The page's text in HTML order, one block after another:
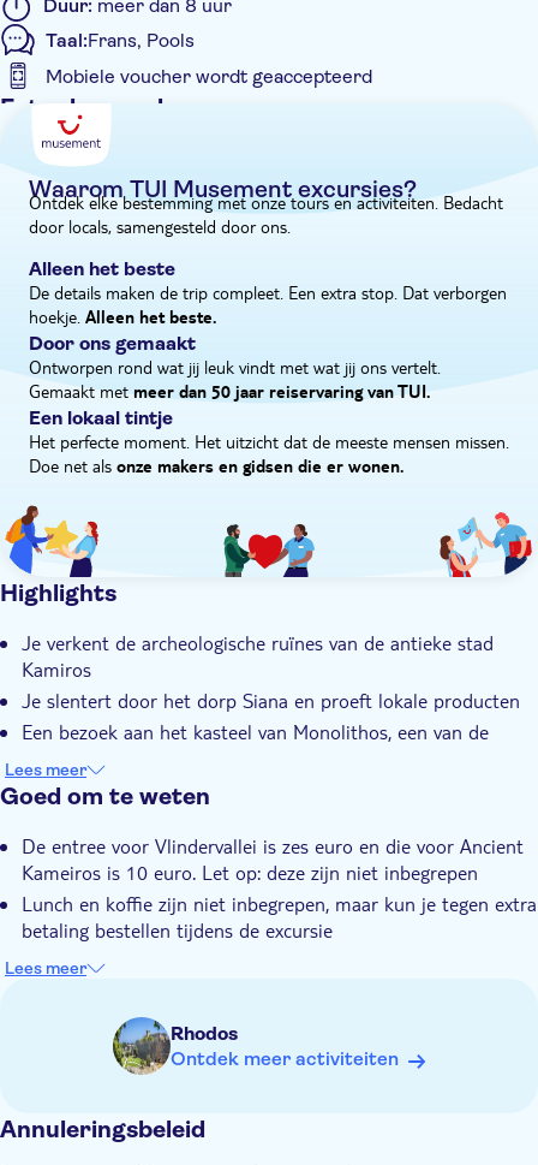
Duur: meer dan 8 uur
Taal:Frans, Pools
Mobiele voucher wordt geaccepteerd
Extra kenmerken
Tour met gids
Instant confirmation
E-Voucher
Waarom TUI Musement excursies?
Ontdek elke bestemming met onze tours en activiteiten. Bedacht
door locals, samengesteld door ons.
Alleen het beste
De details maken de trip compleet. Een extra stop. Dat verborgen
hoekje. Alleen het beste.
Door ons gemaakt
Ontworpen rond wat jij leuk vindt met wat jij ons vertelt.
Gemaakt met meer dan 50 jaar reiservaring van TUI.
Een lokaal tintje
Het perfecte moment. Het uitzicht dat de meeste mensen missen.
Doe net als onze makers en gidsen die er wonen.
Highlights
Je verkent de archeologische ruïnes van de antieke stad
Kamiros
Je slentert door het dorp Siana en proeft lokale producten
Een bezoek aan het kasteel van Monolithos, een van de
inbegrepen
vrije tijd op het strand van Kalavarda
Je lokale gids heeft een ongeëvenaarde kennis van Rhodos
en zijn erfgoed
Lees meer
Goed om te weten
De entree voor Vlindervallei is zes euro en die voor Ancient
Kameiros is 10 euro. Let op: deze zijn niet inbegrepen
Lunch en koffie zijn niet inbegrepen, maar kun je tegen extra
betaling bestellen tijdens de excursie
De tijden zijn bij benadering en kunnen worden gewijzigd
Neem zonnebrandcrème mee
Niet geschikt voor personen met beperkte mobiliteit
Entree niet inbegrepen
Lees meer
Rhodos
Ontdek meer activiteiten
Annuleringsbeleid